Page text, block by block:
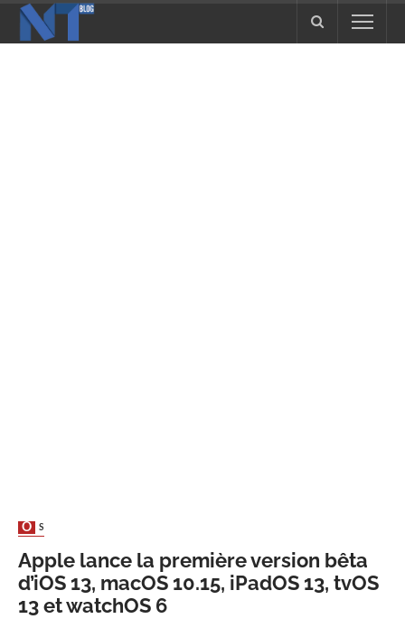
OS
Apple lance la première version bêta
d’iOS 13, macOS 10.15, iPadOS 13, tvOS
13 et watchOS 6